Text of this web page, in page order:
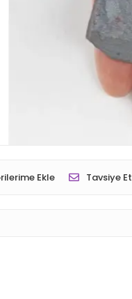
Ekle Tavsiye Et